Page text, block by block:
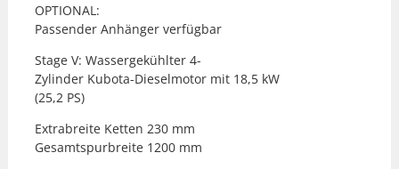
OPTIONAL:
Passender Anhänger ver­füg­bar
Stage V: Wassergekühlter 4-
Zylin­der Kub­o­ta-Diesel­mo­tor mit 18,5 kW
(25,2 PS)
Extra­bre­ite Ket­ten 230 mm
Gesamt­spur­bre­ite 1200 mm